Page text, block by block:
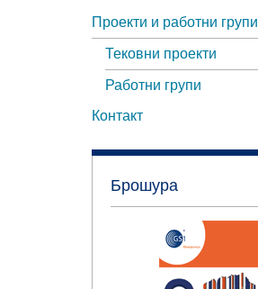
Проекти и работни групи
Тековни проекти
Работни групи
Контакт
Брошура